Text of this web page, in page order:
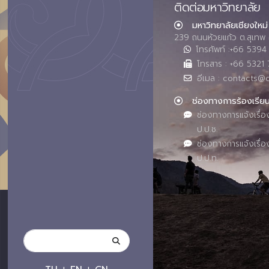
ติดต่อมหาวิทยาลัย
มหาวิทยาลัยเชียงใหม่
239 ถนนห้วยแก้ว ต.สุเท
โทรศัพท์ :+66
โทรสาร : +66 5321
อีเมล :
ช่องทางการร้องเรีย
ช่องทางการแจ้งเรื่
ป.ป.ช.
ช่องทางการแจ้งเรื่
ป.ป.ท.